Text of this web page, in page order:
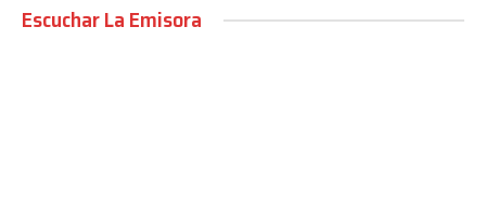
Escuchar La Emisora